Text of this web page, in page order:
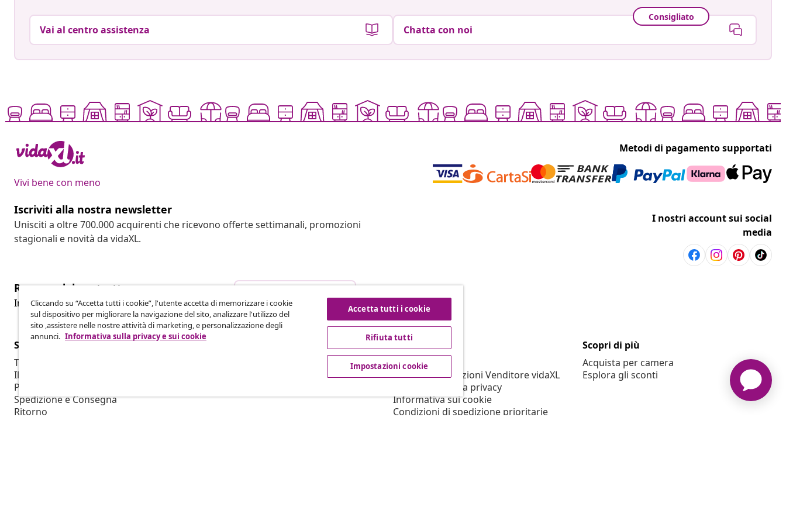
Vai al centro assistenza
Consigliato
Chatta con noi
Vivi bene con meno
Metodi di pagamento supportati
Iscriviti alla nostra newsletter
Unisciti a oltre 700.000 acquirenti che ricevono offerte settimanali, promozioni
stagionali e novità da vidaXL.
I nostri account sui social
media
Recesso dal contratto
Invia una richiesta di recesso per il tuo ordine.
Recesso dal contratto
Servizio clienti
Traccia il tuo ordine
Il mio account
Pagamento
Spedizione e Consegna
Ritorno
vidaXL
Su vidaXL
Termini e Condizioni Venditore vidaXL
Informativa sulla privacy
Informativa sui cookie
Condizioni di spedizione prioritarie
Scopri di più
Acquista per camera
Esplora gli sconti
Cliccando su “Accetta tutti i cookie”, l'utente accetta di memorizzare i cookie
sul dispositivo per migliorare la navigazione del sito, analizzare l'utilizzo del
sito ,assistere nelle nostre attività di marketing, e personalizzazione degli
annunci. Informativa sulla privacy e sui cookie
Accetta tutti i cookie
Rifiuta tutti
Impostazioni cookie